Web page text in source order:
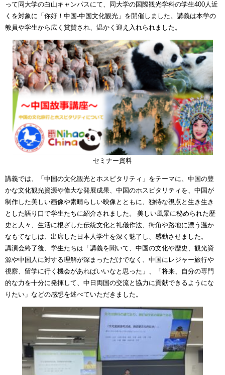
って同大学の白山キャンパスにて、同大学の国際観光学科の学生400人近
くを対象に「你好！中国-中国文化観光」を開催しました。講義は本学の
教員や学生から広く賞賛され、温かく迎え入れられました。
セミナー資料
講義では、「中国の文化観光とホスピタリティ」をテーマに、中国の豊
かな文化観光資源や偉大な発展成果、中国のホスピタリティを、中国が
制作した美しい画像や素晴らしい映像とともに、独特な視点と生き生き
とした語り口で学生たちに紹介されました。 美しい風景に秘められた歴
史と人々、生活に根ざした伝統文化と礼儀作法、街角や路地に漂う温か
なもてなしは、出席した日本人学生を深く魅了し、感動させました。
講演会終了後、学生たちは「講義を聞いて、中国の文化や歴史、観光資
源や中国人に対する理解が深まっただけでなく、中国にレジャー旅行や
視察、留学に行く機会があればいいなと思った」、「将来、自分の専門
的な力を十分に発揮して、中日両国の交流と協力に貢献できるようにな
りたい」などの感想を述べていただきました。